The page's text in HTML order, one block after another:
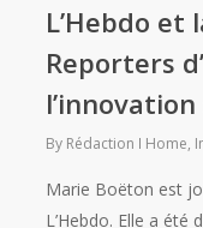
L’Hebdo
Reporters
By Rédaction Home,
Marie Boëton est
L’Hebdo. Elle a été